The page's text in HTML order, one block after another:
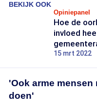
BEKIJK OOK
Opiniepanel
Hoe de
invloed
15 mrt 2022
'Ook arme
doen'